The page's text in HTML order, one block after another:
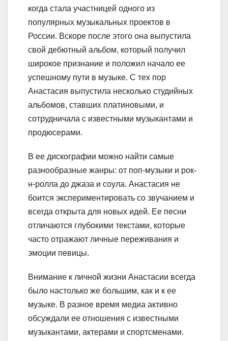
когда стала участницей одного из
популярных музыкальных проектов в
России. Вскоре после этого она выпустила
свой дебютный альбом, который получил
широкое признание и положил начало ее
успешному пути в музыке. С тех пор
Анастасия выпустила несколько студийных
альбомов, ставших платиновыми, и
сотрудничала с известными музыкантами и
продюсерами.
В ее дискографии можно найти самые
разнообразные жанры: от поп-музыки и рок-
н-ролла до джаза и соула. Анастасия не
боится экспериментировать со звучанием и
всегда открыта для новых идей. Ее песни
отличаются глубокими текстами, которые
часто отражают личные переживания и
эмоции певицы.
Внимание к личной жизни Анастасии всегда
было настолько же большим, как и к ее
музыке. В разное время медиа активно
обсуждали ее отношения с известными
музыкантами, актерами и спортсменами.